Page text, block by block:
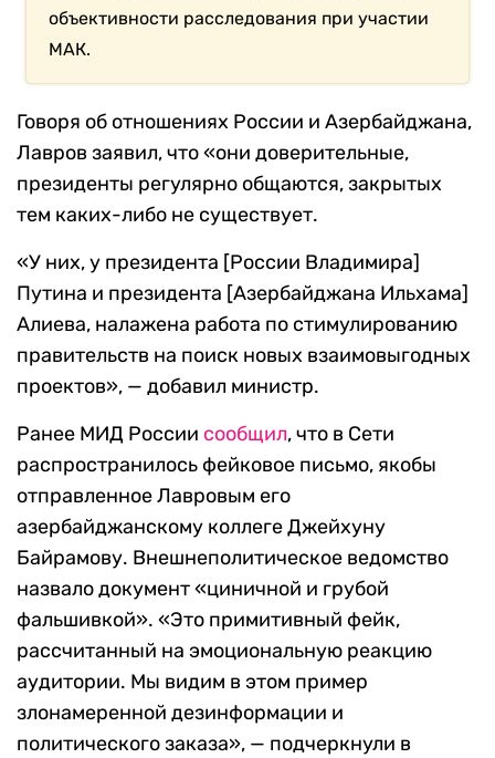
объективности расследования при участии
МАК.
Говоря об отношениях России и Азербайджана,
Лавров заявил, что «они доверительные,
президенты регулярно общаются, закрытых
тем каких-либо не существует.
«У них, у президента [России Владимира]
Путина и президента [Азербайджана Ильхама]
Алиева, налажена работа по стимулированию
правительств на поиск новых взаимовыгодных
проектов», — добавил министр.
Ранее МИД России сообщил, что в Сети
распространилось фейковое письмо, якобы
отправленное Лавровым его
азербайджанскому коллеге Джейхуну
Байрамову. Внешнеполитическое ведомство
назвало документ «циничной и грубой
фальшивкой». «Это примитивный фейк,
рассчитанный на эмоциональную реакцию
аудитории. Мы видим в этом пример
злонамеренной дезинформации и
политического заказа», — подчеркнули в